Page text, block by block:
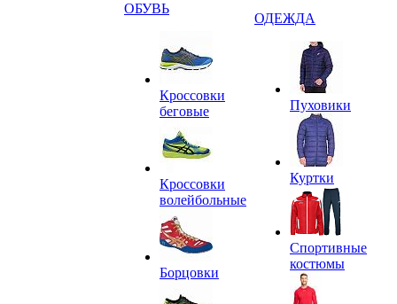
ОБУВЬ
Кроссовки
беговые
Кроссовки
волейбольные
Борцовки
ОДЕЖДА
Пуховики
Куртки
Спортивные
костюмы